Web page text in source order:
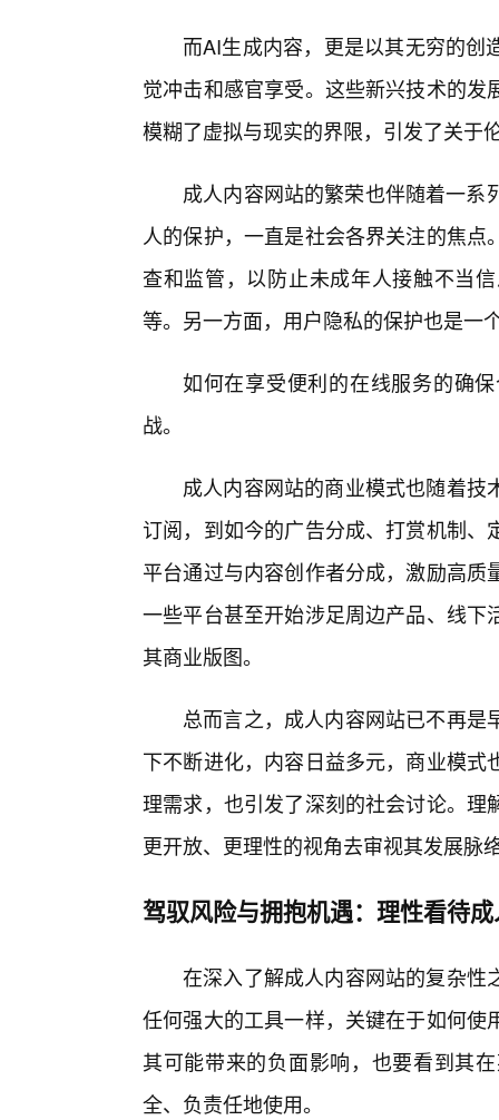
而AI生成内容，更是以其无穷的创
觉冲击和感官享受。这些新兴技术的
模糊了虚拟与现实的界限，引发了关于
成人内容网站的繁荣也伴随着一
人的保护，一直是社会各界关注的焦
查和监管，以防止未成年人接触不当
等。另一方面，用户隐私的保护也是一
如何在享受便利的在线服务的确
战。
成人内容网站的商业模式也随着
订阅，到如今的广告分成、打赏机制
平台通过与内容创作者分成，激励高
一些平台甚至开始涉足周边产品、线
其商业版图。
总而言之，成人内容网站已不再
下不断进化，内容日益多元，商业模
理需求，也引发了深刻的社会讨论。
更开放、更理性的视角去审视其发展脉
驾驭风险与拥抱机遇：理性看待
在深入了解成人内容网站的复杂性
任何强大的工具一样，关键在于如何
其可能带来的负面影响，也要看到其
全、负责任地使用。